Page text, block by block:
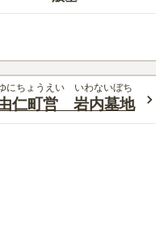
にちょうえい いわないぼち
仁町営 岩内墓地